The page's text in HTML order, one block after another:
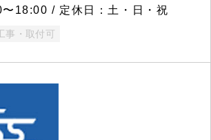
18:00 / 定休日：土・日・祝
事・取付可